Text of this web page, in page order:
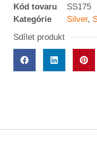
Kód tovaru
SS175
Kategórie
Silver,
Sdílet produkt